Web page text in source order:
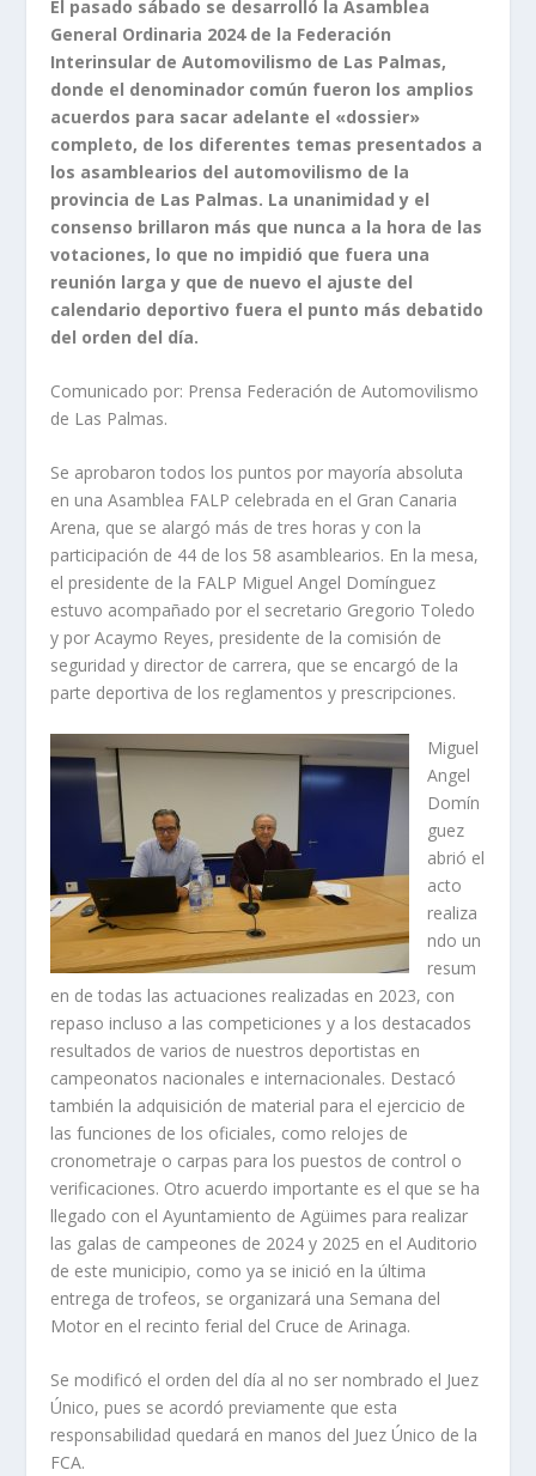
El pasado sábado se desarrolló la Asamblea
General Ordinaria 2024 de la Federación
Interinsular de Automovilismo de Las Palmas,
donde el denominador común fueron los amplios
acuerdos para sacar adelante el «dossier»
completo, de los diferentes temas presentados a
los asamblearios del automovilismo de la
provincia de Las Palmas. La unanimidad y el
consenso brillaron más que nunca a la hora de las
votaciones, lo que no impidió que fuera una
reunión larga y que de nuevo el ajuste del
calendario deportivo fuera el punto más debatido
del orden del día.
Comunicado por: Prensa Federación de Automovilismo
de Las Palmas.
Se aprobaron todos los puntos por mayoría absoluta
en una Asamblea FALP celebrada en el Gran Canaria
Arena, que se alargó más de tres horas y con la
participación de 44 de los 58 asamblearios. En la mesa,
el presidente de la FALP Miguel Angel Domínguez
estuvo acompañado por el secretario Gregorio Toledo
y por Acaymo Reyes, presidente de la comisión de
seguridad y director de carrera, que se encargó de la
parte deportiva de los reglamentos y prescripciones.
Miguel
Angel
Domín
guez
abrió el
acto
realiza
ndo un
resum
en de todas las actuaciones realizadas en 2023, con
repaso incluso a las competiciones y a los destacados
resultados de varios de nuestros deportistas en
campeonatos nacionales e internacionales. Destacó
también la adquisición de material para el ejercicio de
las funciones de los oficiales, como relojes de
cronometraje o carpas para los puestos de control o
verificaciones. Otro acuerdo importante es el que se ha
llegado con el Ayuntamiento de Agüimes para realizar
las galas de campeones de 2024 y 2025 en el Auditorio
de este municipio, como ya se inició en la última
entrega de trofeos, se organizará una Semana del
Motor en el recinto ferial del Cruce de Arinaga.
Se modificó el orden del día al no ser nombrado el Juez
Único, pues se acordó previamente que esta
responsabilidad quedará en manos del Juez Único de la
FCA.